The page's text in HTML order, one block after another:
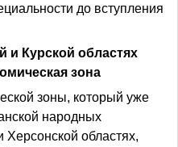
до вступления
и Курской областях
зона
зоны, который уже
народных
Херсонской областях,